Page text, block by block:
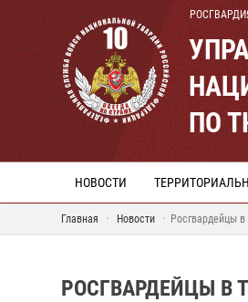
ПО
НОВОСТИ
Главная Новости Росгвардейцы
РОСГВАРДЕЙЦЫ В